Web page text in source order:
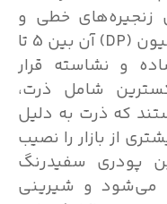
زنجیره‌های خطی و
شاخه‌دار بوده و درجه پلیمریزاسیون (DP) آن بین 5 تا
و نشاسته قرار
شامل ذرت،
که ذرت به دلیل
از بازار را نصیب
پودری سفیدرنگ
می‌شود و شیرینی